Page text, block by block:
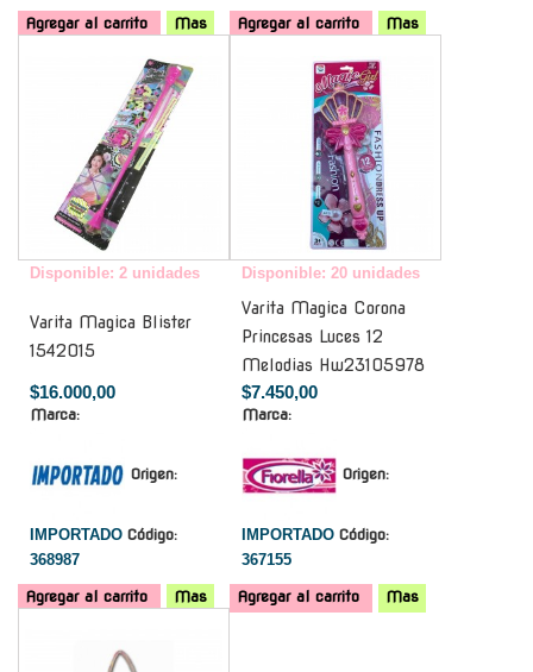
Agregar al carrito Mas Agregar al carrito
Mas
Disponible: 2 unidades
Varita Magica Blister
1542015
$16.000,00
Marca:
Origen:
IMPORTADO Código:
368987
Agregar al carrito Mas
Disponible: 20 unidades
Varita Magica Corona
Princesas Luces 12
Melodias Hw23105978
$7.450,00
Marca:
Origen:
IMPORTADO Código:
367155
Agregar al carrito
Mas